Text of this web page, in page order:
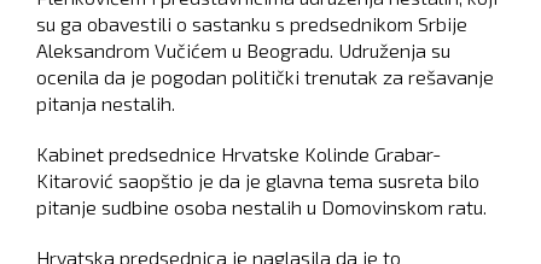
su ga obavestili o sastanku s predsednikom Srbije
Aleksandrom Vučićem u Beogradu. Udruženja su
ocenila da je pogodan politički trenutak za rešavanje
pitanja nestalih.
Kabinet predsednice Hrvatske Kolinde Grabar-
Kitarović saopštio je da je glavna tema susreta bilo
pitanje sudbine osoba nestalih u Domovinskom ratu.
Hrvatska predsednica je naglasila da je to